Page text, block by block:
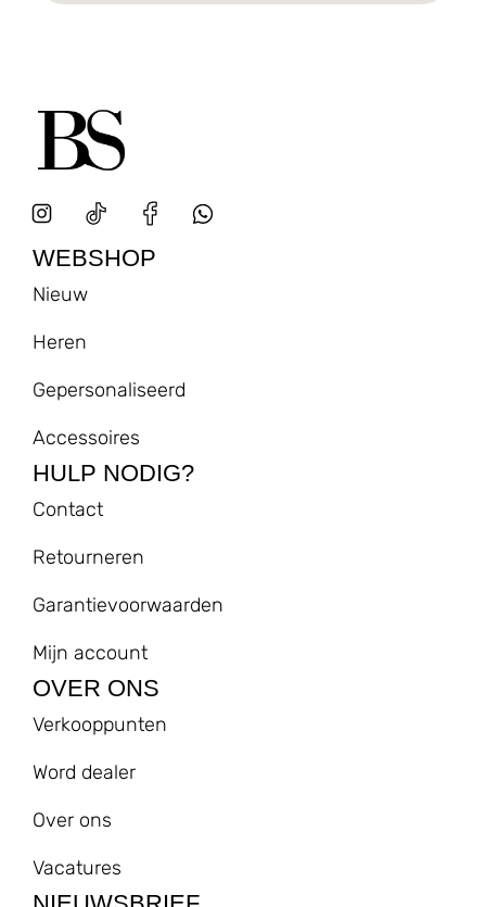
WEBSHOP
Nieuw
Heren
Gepersonaliseerd
Accessoires
HULP NODIG?
Contact
Retourneren
Garantievoorwaarden
Mijn account
OVER ONS
Verkooppunten
Word dealer
Over ons
Vacatures